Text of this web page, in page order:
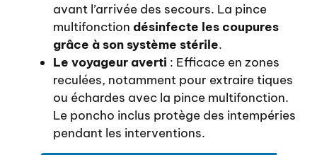
avant l’arrivée des secours. La pince
multifonction désinfecte les coupures
grâce à son système stérile.
Le voyageur averti : Efficace en zones
reculées, notamment pour extraire tiques
ou échardes avec la pince multifonction.
Le poncho inclus protège des intempéries
pendant les interventions.